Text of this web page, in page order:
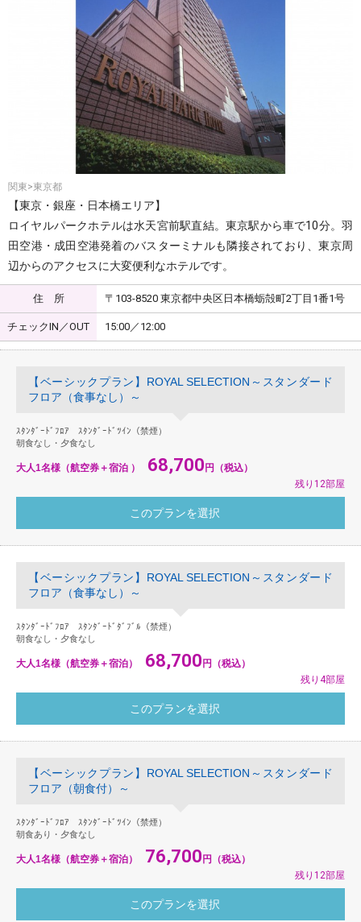
関東>東京都
【東京・銀座・日本橋エリア】
ロイヤルパークホテルは水天宮前駅直結。東京駅から車で10分。羽
田空港・成田空港発着のバスターミナルも隣接されており、東京周
辺からのアクセスに大変便利なホテルです。
住 所 〒103-8520 東京都中央区日本橋蛎殻町2丁目1番1号
チェックIN／OUT 15:00／12:00
【ベーシックプラン】ROYAL SELECTION～スタンダード
フロア（食事なし）～
ｽﾀﾝﾀﾞｰﾄﾞﾌﾛｱ ｽﾀﾝﾀﾞｰﾄﾞﾂｲﾝ（禁煙）
朝食なし・夕食なし
大人1名様（航空券＋宿泊 ） 68,700円（税込）
残り12部屋
【ベーシックプラン】ROYAL SELECTION～スタンダード
フロア（食事なし）～
ｽﾀﾝﾀﾞｰﾄﾞﾌﾛｱ ｽﾀﾝﾀﾞｰﾄﾞﾀﾞﾌﾞﾙ（禁煙）
朝食なし・夕食なし
大人1名様（航空券＋宿泊） 68,700円（税込）
残り4部屋
【ベーシックプラン】ROYAL SELECTION～スタンダード
フロア（朝食付）～
ｽﾀﾝﾀﾞｰﾄﾞﾌﾛｱ ｽﾀﾝﾀﾞｰﾄﾞﾂｲﾝ（禁煙）
朝食あり・夕食なし
大人1名様（航空券＋宿泊） 76,700円（税込）
残り12部屋